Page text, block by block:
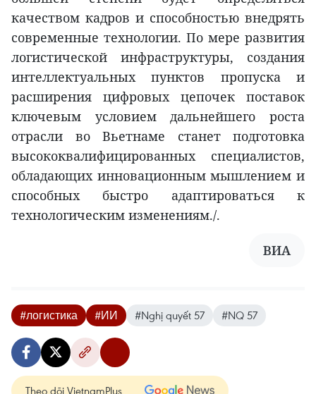
качеством кадров и способностью внедрять
современные технологии. По мере развития
логистической инфраструктуры, создания
интеллектуальных пунктов пропуска и
расширения цифровых цепочек поставок
ключевым условием дальнейшего роста
отрасли во Вьетнаме станет подготовка
высококвалифицированных специалистов,
обладающих инновационным мышлением и
способных быстро адаптироваться к
технологическим изменениям./.
ВИА
#логистика #ИИ #Nghị quyết 57 #NQ 57
Theo dõi VietnamPlus